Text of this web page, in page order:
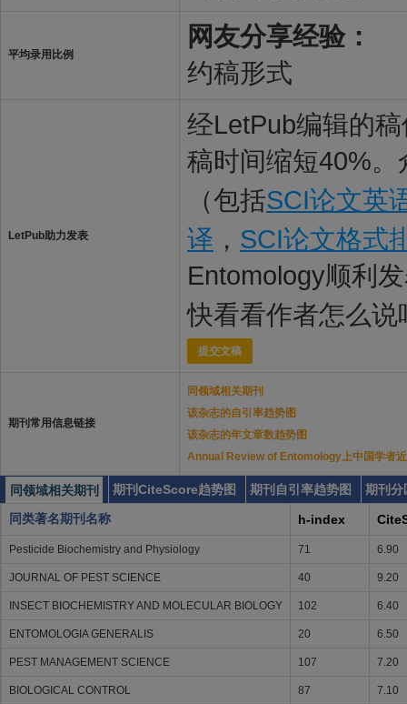
平均录用比例
网友分享经验：
约稿形式
LetPub助力发表
经LetPub编辑的
稿时间缩短40%
（包括SCI论文英
译 ， SCI论文格式
Entomology顺利
快看看作者怎么说
提交文稿
期刊常用信息链接
同领域相关期刊
该杂志的自引率趋势图
该杂志的年文章数趋势图
Annual Review of Entomology上中国学者
同领域相关期刊 期刊CiteScore趋势图 期刊自引率趋势图
期刊分
同类著名期刊名称
h-index
Pesticide Biochemistry and Physiology 71 6.90
JOURNAL OF PEST SCIENCE 40 9.20
INSECT BIOCHEMISTRY AND MOLECULAR BIOLOGY 102 6.40
ENTOMOLOGIA GENERALIS 20 6.50
PEST MANAGEMENT SCIENCE 107 7.20
BIOLOGICAL CONTROL 87 7.10